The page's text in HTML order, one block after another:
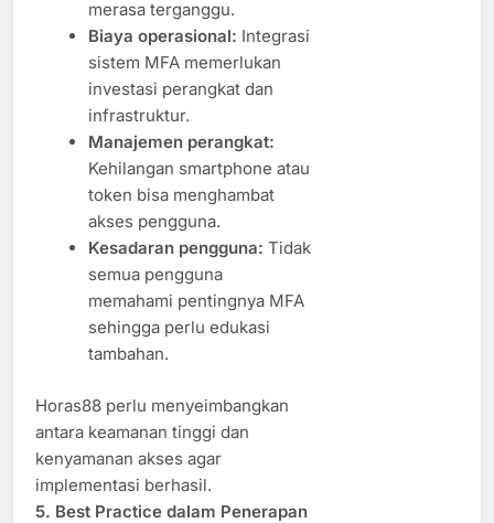
merasa terganggu.
Biaya operasional: Integrasi
sistem MFA memerlukan
investasi perangkat dan
infrastruktur.
Manajemen perangkat:
Kehilangan smartphone atau
token bisa menghambat
akses pengguna.
Kesadaran pengguna: Tidak
semua pengguna
memahami pentingnya MFA
sehingga perlu edukasi
tambahan.
Horas88 perlu menyeimbangkan
antara keamanan tinggi dan
kenyamanan akses agar
implementasi berhasil.
5. Best Practice dalam Penerapan